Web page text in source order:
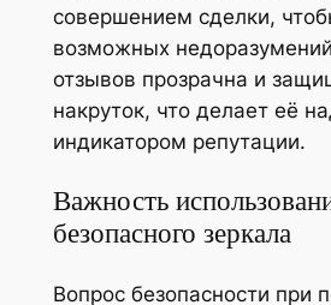
совершением сделки,
возможных
отзывов прозрачна и
накруток, что делает её
индикатором репутации.
Важность
безопасного зеркала
Вопрос безопасности при